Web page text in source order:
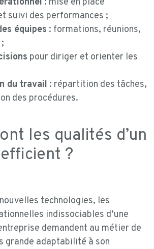
suivi des performances ;
équipes : formations, réunions,
pour diriger et orienter les
du travail : répartition des tâches,
des procédures.
les qualités d’un
efficient ?
technologies, les
indissociables d’une
demandent au métier de
grande adaptabilité à son